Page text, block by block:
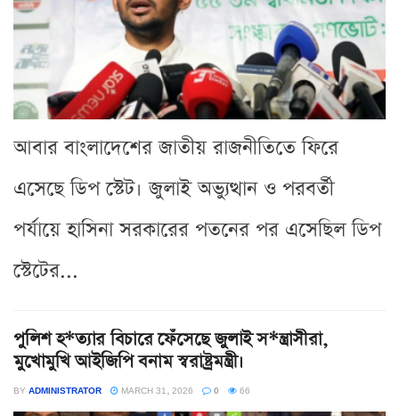
আবার বাংলাদেশের জাতীয় রাজনীতিতে ফিরে
এসেছে ডিপ স্টেট। জুলাই অভ্যুত্থান ও পরবর্তী
পর্যায়ে হাসিনা সরকারের পতনের পর এসেছিল ডিপ
স্টেটের...
পুলিশ হ*ত্যার বিচারে ফেঁসেছে জুলাই স*ন্ত্রাসীরা,
মুখোমুখি আইজিপি বনাম স্বরাষ্ট্রমন্ত্রী।
BY ADMINISTRATOR MARCH 31, 2026 0 66